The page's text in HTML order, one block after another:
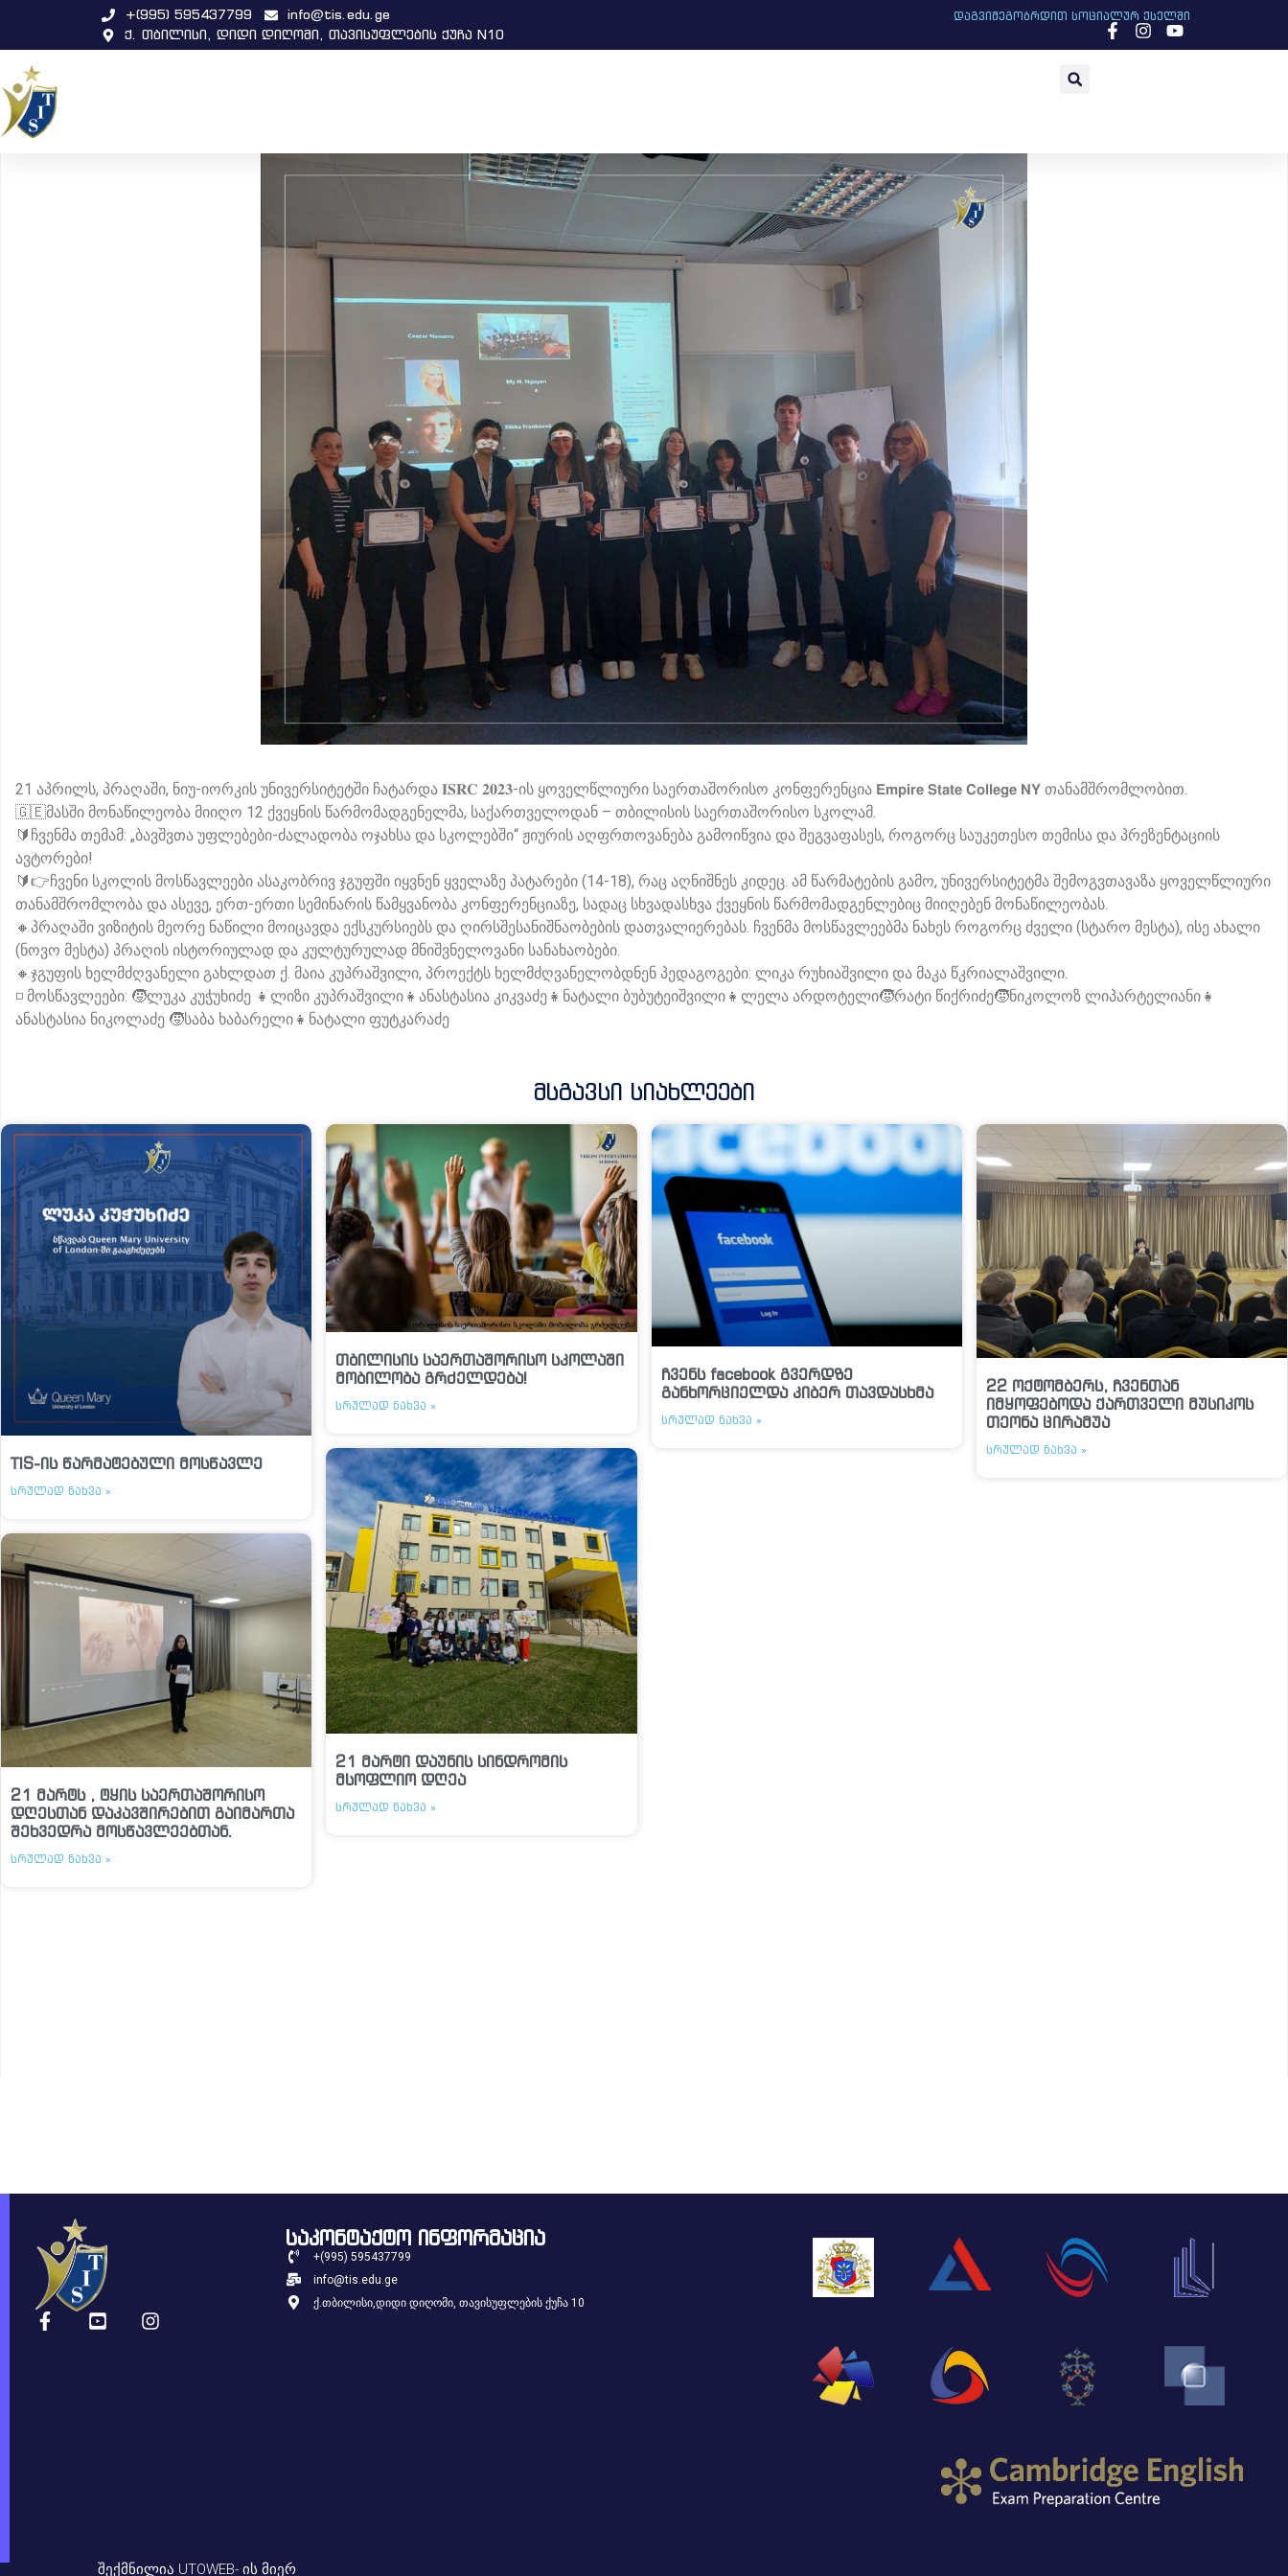
+(995) 595437799
info@tis.edu.ge
ქ. თბილისი, დიდი დიღომი, თავისუფლების ქუჩა N10
დაგვიმეგობრდით სოციალურ ქსელში
21 აპრილს, პრაღაში, ნიუ-იორკის უნივერსიტეტში ჩატარდა 𝐈𝐒𝐑𝐂 𝟐𝟎𝟐𝟑-ის ყოველწლიური საერთაშორისო კონფერენცია 𝗘𝗺𝗽𝗶𝗿𝗲 𝗦𝘁𝗮𝘁𝗲 𝗖𝗼𝗹𝗹𝗲𝗴𝗲 𝗡𝗬 თანამშრომლობით.
🇬🇪მასში მონაწილეობა მიიღო 12 ქვეყნის წარმომადგენელმა, საქართველოდან – თბილისის საერთაშორისო სკოლამ.
🔰ჩვენმა თემამ: „ბავშვთა უფლებები-ძალადობა ოჯახსა და სკოლებში“ ჟიურის აღფრთოვანება გამოიწვია და შეგვაფასეს, როგორც საუკეთესო თემისა და პრეზენტაციის
ავტორები!
🔰👉ჩვენი სკოლის მოსწავლეები ასაკობრივ ჯგუფში იყვნენ ყველაზე პატარები (14-18), რაც აღნიშნეს კიდეც. ამ წარმატების გამო, უნივერსიტეტმა შემოგვთავაზა ყოველწლიური
თანამშრომლობა და ასევე, ერთ-ერთი სემინარის წამყვანობა კონფერენციაზე, სადაც სხვადასხვა ქვეყნის წარმომადგენლებიც მიიღებენ მონაწილეობას.
🔸პრაღაში ვიზიტის მეორე ნაწილი მოიცავდა ექსკურსიებს და ღირსშესანიშნაობების დათვალიერებას. ჩვენმა მოსწავლეებმა ნახეს როგორც ძველი (სტარო მესტა), ისე ახალი
(ნოვო მესტა) პრაღის ისტორიულად და კულტურულად მნიშვნელოვანი სანახაობები.
🔸ჯგუფის ხელმძღვანელი გახლდათ ქ. მაია კუპრაშვილი, პროექტს ხელმძღვანელობდნენ პედაგოგები: ლიკა რუხიაშვილი და მაკა წკრიალაშვილი.
◽️ მოსწავლეები: 🧒ლუკა კუჭუხიძე 👧ლიზი კუპრაშვილი👧ანასტასია კიკვაძე👧ნატალი ბუბუტეიშვილი👧ლელა არდოტელი🧒რატი წიქრიძე🧒ნიკოლოზ ლიპარტელიანი👧
ანასტასია ნიკოლაძე 🧒საბა ხაბარელი👧ნატალი ფუტკარაძე
Მსგავსი Სიახლეები
TIS-ის წარმატებული მოსწავლე
ᲡᲠᲣᲚᲐᲓ ᲜᲐᲮᲕᲐ »
თბილისის საერთაშორისო სკოლაში
მობილობა გრძელდება!
ᲡᲠᲣᲚᲐᲓ ᲜᲐᲮᲕᲐ »
ჩვენს facebook გვერდზე
განხორციელდა კიბერ თავდასხმა
ᲡᲠᲣᲚᲐᲓ ᲜᲐᲮᲕᲐ »
22 ოქტომბერს, ჩვენთან
იმყოფებოდა ქართველი მუსიკოს
თეონა ცირამუა
ᲡᲠᲣᲚᲐᲓ ᲜᲐᲮᲕᲐ »
21 მარტს , ტყის საერთაშორისო
დღესთან დაკავშირებით გაიმართა
შეხვედრა მოსწავლეებთან.
ᲡᲠᲣᲚᲐᲓ ᲜᲐᲮᲕᲐ »
21 მარტი დაუნის სინდრომის
მსოფლიო დღეა
ᲡᲠᲣᲚᲐᲓ ᲜᲐᲮᲕᲐ »
საკონტაქტო ინფორმაცია
+(995) 595437799
info@tis.edu.ge
ქ.თბილისი,დიდი დიღომი, თავისუფლების ქუჩა 10
ᲨᲔᲥᲛᲜᲘᲚᲘᲐ UTOWEB- ᲘᲡ ᲛᲘᲔᲠ